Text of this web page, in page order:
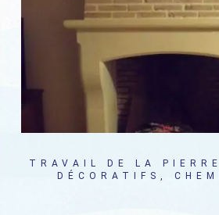
TRAVAIL DE LA
DÉCORATIFS,